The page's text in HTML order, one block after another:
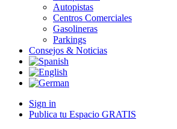
Autopistas
Centros Comerciales
Gasolineras
Parkings
Consejos & Noticias
Sign in
Publica tu Espacio GRATIS